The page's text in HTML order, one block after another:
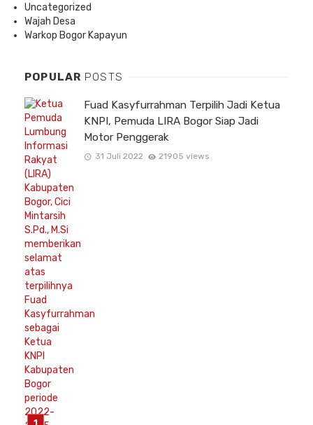
Uncategorized
Wajah Desa
Warkop Bogor Kapayun
POPULAR POSTS
Fuad Kasyfurrahman Terpilih Jadi Ketua
KNPI, Pemuda LIRA Bogor Siap Jadi
Motor Penggerak
31 Juli 2022 21905 views